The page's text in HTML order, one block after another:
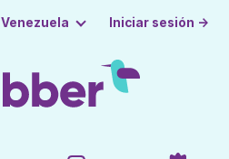
Venezuela Iniciar sesión →